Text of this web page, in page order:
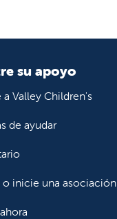
su apoyo
a Valley Children's
de ayudar
o inicie una asociación